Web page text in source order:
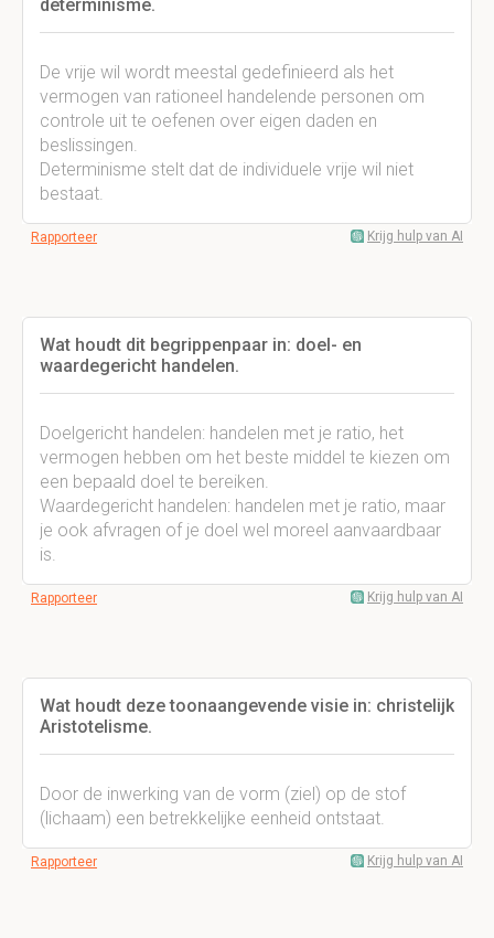
determinisme.
De vrije wil wordt meestal gedefinieerd als het
vermogen van rationeel handelende personen om
controle uit te oefenen over eigen daden en
beslissingen.
Determinisme stelt dat de individuele vrije wil niet
bestaat.
Rapporteer Krijg hulp van AI
Wat houdt dit begrippenpaar in: doel- en
waardegericht handelen.
Doelgericht handelen: handelen met je ratio, het
vermogen hebben om het beste middel te kiezen om
een bepaald doel te bereiken.
Waardegericht handelen: handelen met je ratio, maar
je ook afvragen of je doel wel moreel aanvaardbaar
is.
Rapporteer Krijg hulp van AI
Wat houdt deze toonaangevende visie in: christelijk
Aristotelisme.
Door de inwerking van de vorm (ziel) op de stof
(lichaam) een betrekkelijke eenheid ontstaat.
Rapporteer Krijg hulp van AI